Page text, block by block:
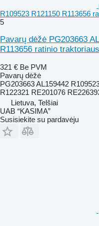
R109523 R121150 R113656
5
Pavarų dėžė PG203663
R113656 ratinio
321 € Be PVM
Pavarų dėžė
PG203663 AL159442
R122321 RE201076
Lietuva, Telšiai
UAB “KASIMA”
Susisiekite su pardavėju